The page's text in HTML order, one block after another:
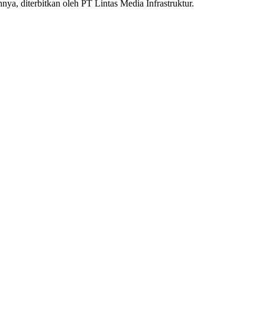
diterbitkan oleh PT Lintas Media Infrastruktur.